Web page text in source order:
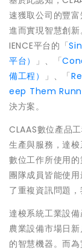
速獲取公司的豐
進而實現智慧創新
IENCE平台的「
平台） 」、「
備工程） 」、「
eep Them
決方案。
CLAAS數位產品
生產與服務，達梭
數位工作所使用
團隊成員皆能使
了重複資訊問題
達梭系統工業設
農業設備市場日
的智慧機器。而